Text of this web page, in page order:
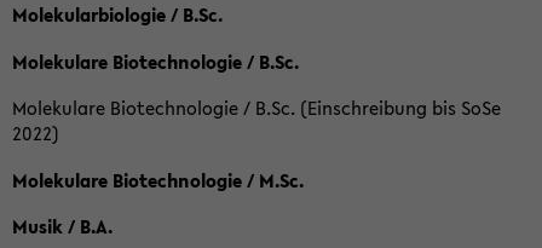
Molekularbiologie / B.Sc.
Molekulare Biotechnologie / B.Sc.
Molekulare Biotechnologie / B.Sc. (Einschreibung bis SoSe
2022)
Molekulare Biotechnologie / M.Sc.
Musik / B.A.